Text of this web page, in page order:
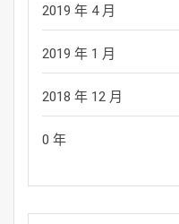
2019 年 4 月
2019 年 1 月
2018 年 12 月
0 年